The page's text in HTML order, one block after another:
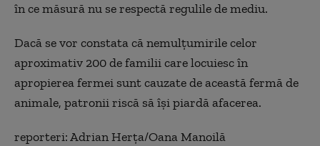
în ce măsură nu se respectă regulile de mediu.
Dacă se vor constata că nemulţumirile celor
aproximativ 200 de familii care locuiesc în
apropierea fermei sunt cauzate de această fermă de
animale, patronii riscă să îşi piardă afacerea.
reporteri: Adrian Herţa/Oana Manoilă